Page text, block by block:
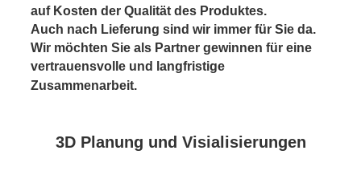
auf Kosten der Qualität des Produktes.
Auch nach Lieferung sind wir immer für Sie da.
Wir möchten Sie als Partner gewinnen für eine
vertrauensvolle und langfristige
Zusammenarbeit.
3D Planung und Visialisierungen